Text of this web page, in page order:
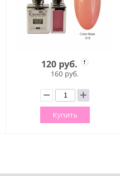
120 руб.
160 руб.
Купить